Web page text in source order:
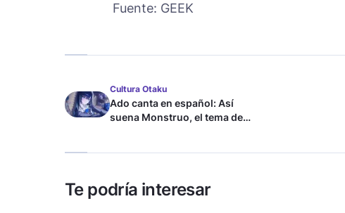
Fuente: GEEK
Cultura Otaku
Ado canta en español: Así
suena Monstruo, el tema de
Te podría interesar